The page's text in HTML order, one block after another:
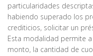
particularidades
habiendo superado los
crediticios, solicitar un
Esta modalidad permite
monto, la cantidad de